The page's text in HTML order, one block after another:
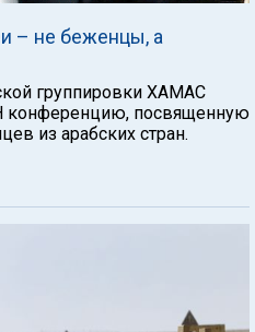
– не беженцы, а
группировки ХАМАС
посвященную
из арабских стран.